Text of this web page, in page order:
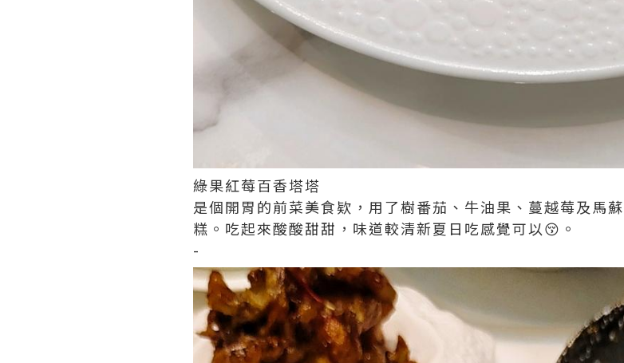
綠果紅莓百香塔塔
是個開胃的前菜美食欵，用了樹番茄、牛油果、蔓越莓及馬
糕。吃起來酸酸甜甜，味道較清新夏日吃感覺可以😚。
-